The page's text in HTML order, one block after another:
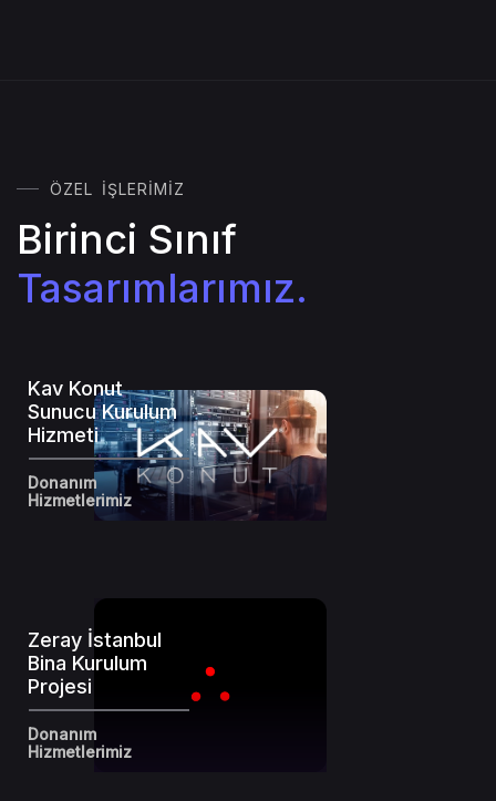
ÖZEL İŞLERIMIZ
Birinci Sınıf
Kav Konut
Sunucu Kurulum
Hizmeti
Donanım
Zeray İstanbul
Bina Kurulum
Projesi